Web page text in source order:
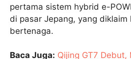
pertama sistem hybrid e-
di pasar Jepang, yang
bertenaga.
Baca Juga: Qijing GT7